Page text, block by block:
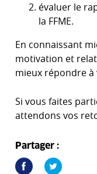
évaluer le
la FFME.
En connaissant
motivation et
mieux répondre à
Si vous faites
attendons vos
Partager :